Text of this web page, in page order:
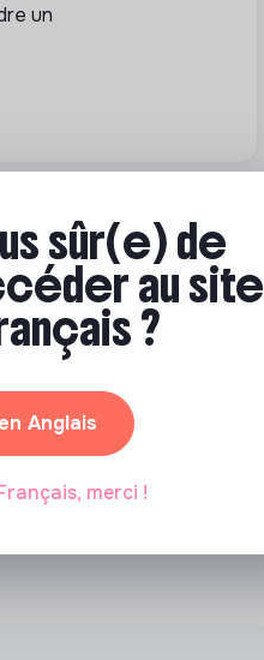
un
sûr(e) de
au site
?
Anglais
merci !